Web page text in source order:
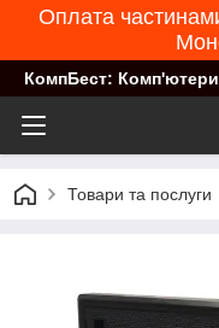
Оплата
КомпБест:
Товари та послуги